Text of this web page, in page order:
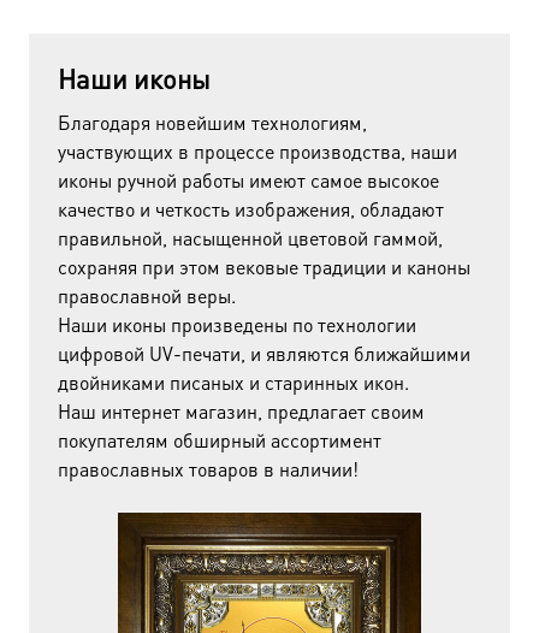
Наши иконы
Благодаря новейшим технологиям,
участвующих в процессе производства, наши
иконы ручной работы имеют самое высокое
качество и четкость изображения, обладают
правильной, насыщенной цветовой гаммой,
сохраняя при этом вековые традиции и каноны
православной веры.
Наши иконы произведены по технологии
цифровой UV-печати, и являются ближайшими
двойниками писаных и старинных икон.
Наш интернет магазин, предлагает своим
покупателям обширный ассортимент
православных товаров в наличии!